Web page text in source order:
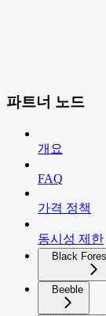
파트너 노드
개요
FAQ
가격 정책
동시성 제한
Black
Beeble